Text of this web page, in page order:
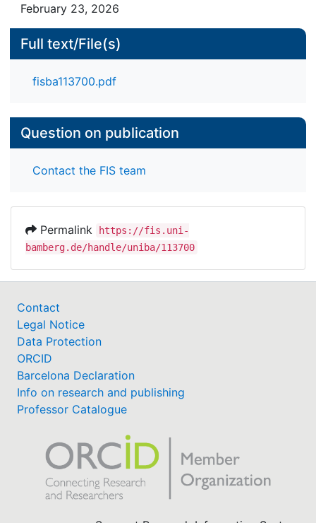
February 23, 2026
Full text/File(s)
fisba113700.pdf
Question on publication
Contact the FIS team
Permalink
https://fis.uni-
bamberg.de/handle/uniba/113700
Contact
Legal Notice
Data Protection
ORCID
Barcelona Declaration
Info on research and publishing
Professor Catalogue